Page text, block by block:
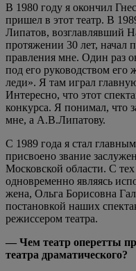
В 1980 году я окончил
пришел в этот театр. В
Липатов, возглавлявший
протяжении 30 лет, начал
правления мне. Один раз
под его руководством его
леди». Я там играл
Интересно, что этот
конкурса. Я понимал, что
мне, а А.В.Липатову.
С 1989 года я стал
присвоено звание
Московской области. С
одновременно являясь
жена, Ольга Борисовна
постановкой наших
режиссером театра.
— Чем театр оперетты
театра драматического?